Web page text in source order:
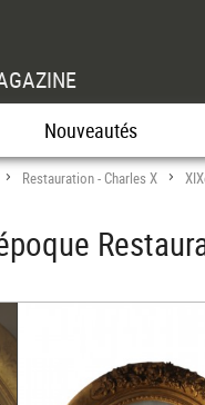
Nouveautés
> Restauration - Charles X >